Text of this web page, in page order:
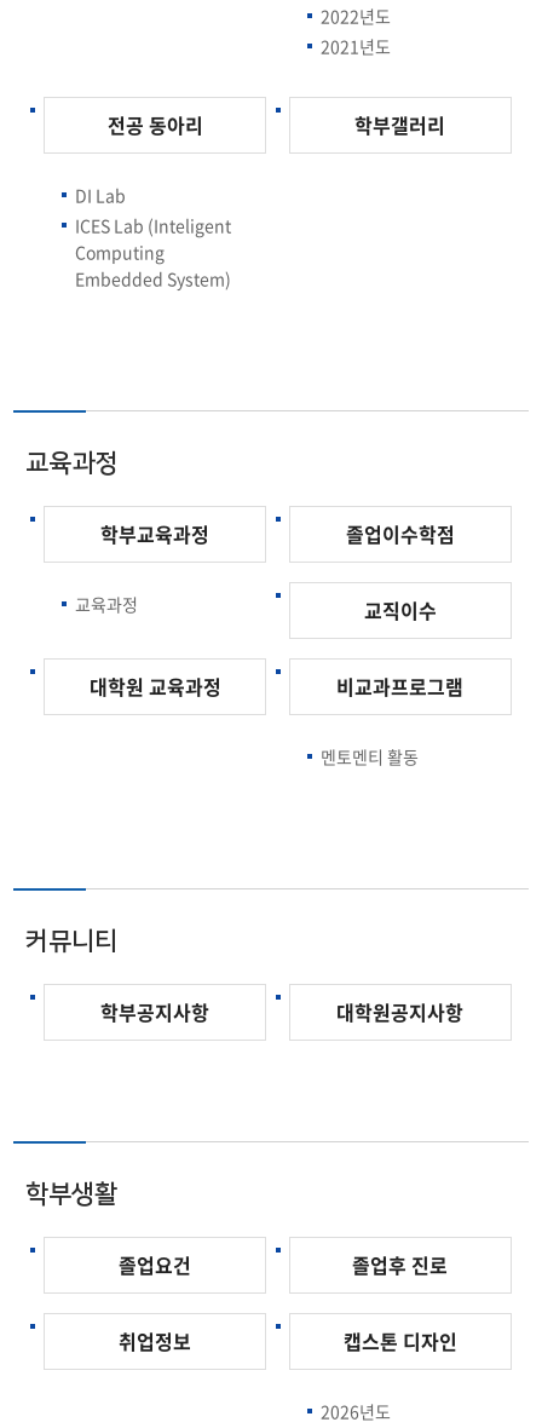
2022년도
2021년도
전공 동아리
DI Lab
ICES Lab (Inteligent
Computing
Embedded System)
학부갤러리
교육과정
학부교육과정
교육과정
졸업이수학점
교직이수
대학원 교육과정 비교과프로그램
멘토멘티 활동
커뮤니티
학부공지사항 대학원공지사항
학부생활
졸업요건 졸업후 진로
취업정보 캡스톤 디자인
2026년도